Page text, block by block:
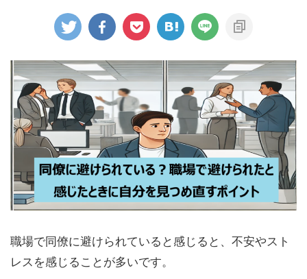
職場で同僚に避けられていると感じると、不安やスト
レスを感じることが多いです。